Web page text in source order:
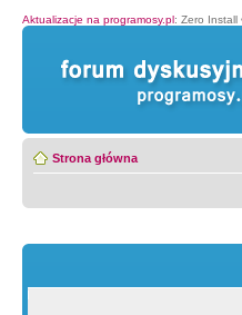
Aktualizacje na programosy.pl: Zero Install
Strona główna